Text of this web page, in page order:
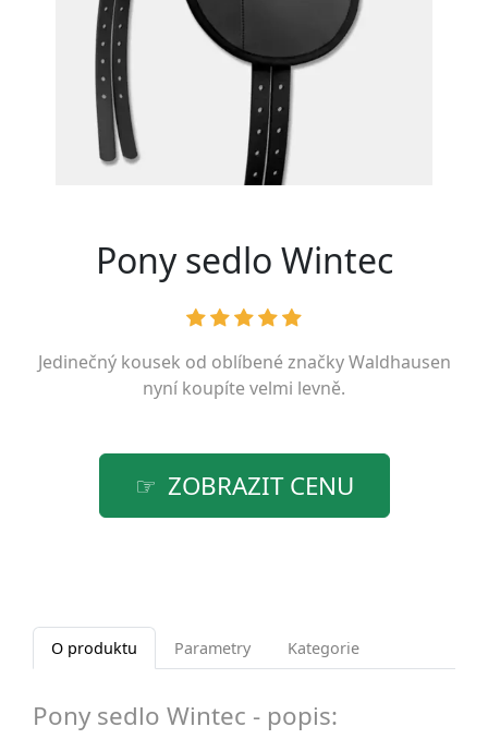
Pony sedlo Wintec
Jedinečný kousek od oblíbené značkyWaldhausen
nyní koupíte velmi levně.
ZOBRAZIT CENU
O produktu Parametry Kategorie
Pony sedlo Wintec - popis: